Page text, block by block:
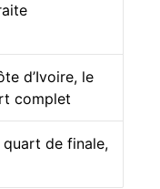
d’Ivoire, le
complet
quart de finale,